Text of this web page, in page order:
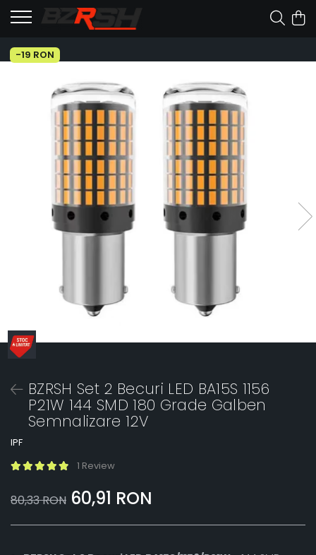
-19 RON
BZRSH Set 2 Becuri LED BA15S 1156
P21W 144 SMD 180 Grade Galben
Semnalizare 12V
IPF
1 Review
80,33 RON 60,91 RON